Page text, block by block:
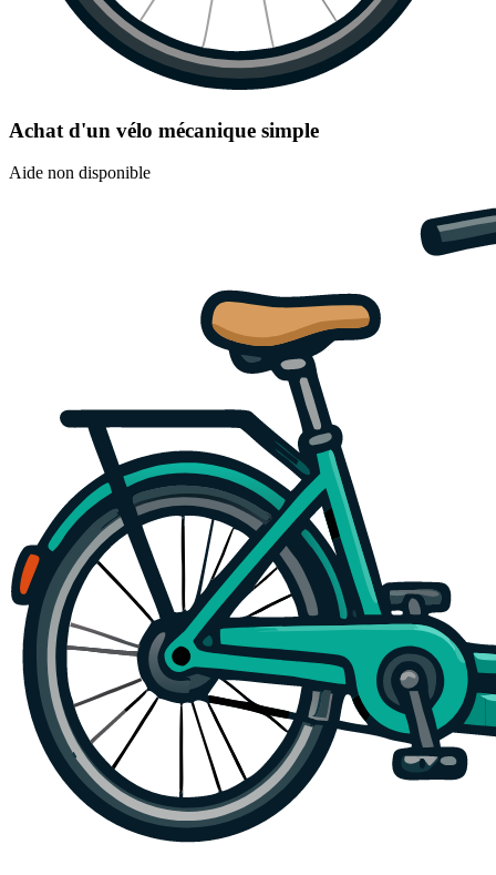
Achat d'un vélo mécanique simple
Aide non disponible